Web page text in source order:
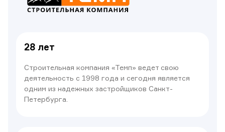
28 лет
Строительная компания «Темп» ведет свою
деятельность с 1998 года и сегодня является
одним из надежных застройщиков Санкт-
Петербурга.